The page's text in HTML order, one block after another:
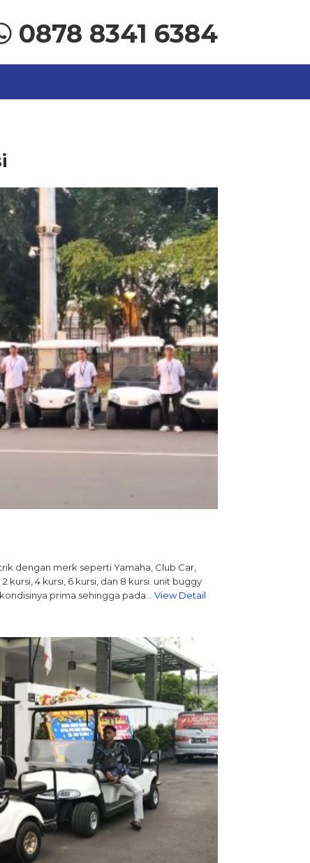
0878 8341 6384
dengan merk seperti Yamaha, Club Car,
4 kursi, 6 kursi, dan 8 kursi. unit buggy
prima sehingga pada…View Detail